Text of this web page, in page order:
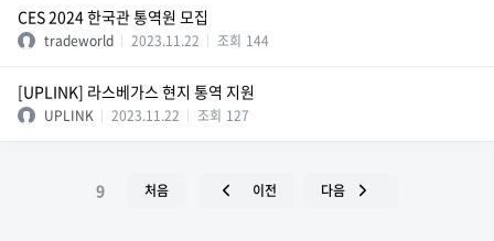
CES 2024 한국관 통역원 모집
tradeworld 2023.11.22 조회 144
[UPLINK] 라스베가스 현지 통역 지원
UPLINK 2023.11.22 조회 127
9 처음 이전 다음